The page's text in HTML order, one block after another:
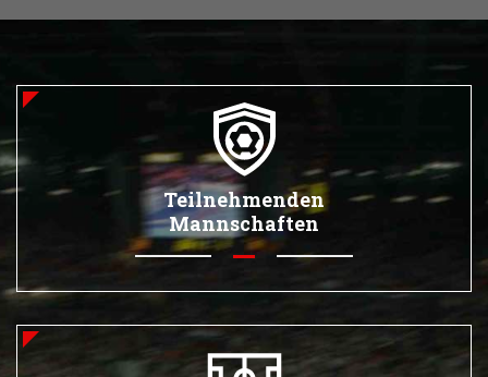
Teilnehmenden
Mannschaften